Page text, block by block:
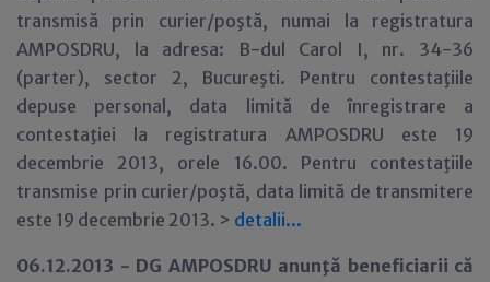
transmisă prin curier/poştă, numai la registratura
AMPOSDRU, la adresa: B-dul Carol I, nr. 34-36
(parter), sector 2, Bucureşti. Pentru contestaţiile
depuse personal, data limită de înregistrare a
contestaţiei la registratura AMPOSDRU este 19
decembrie 2013, orele 16.00. Pentru contestaţiile
transmise prin curier/poştă, data limită de transmitere
este 19 decembrie 2013. > detalii...
06.12.2013 - DG AMPOSDRU anunţă beneficiarii că